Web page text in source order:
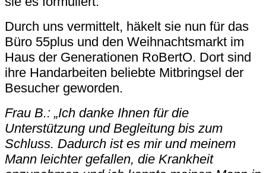
Durch uns vermittelt, häkelt sie nun für das
Büro 55plus und den Weihnachtsmarkt im
Haus der Generationen RoBertO. Dort sind
ihre Handarbeiten beliebte Mitbringsel der
Besucher geworden.
Frau B.: „Ich danke Ihnen für die
Unterstützung und Begleitung bis zum
Schluss. Dadurch ist es mir und meinem
Mann leichter gefallen, die Krankheit